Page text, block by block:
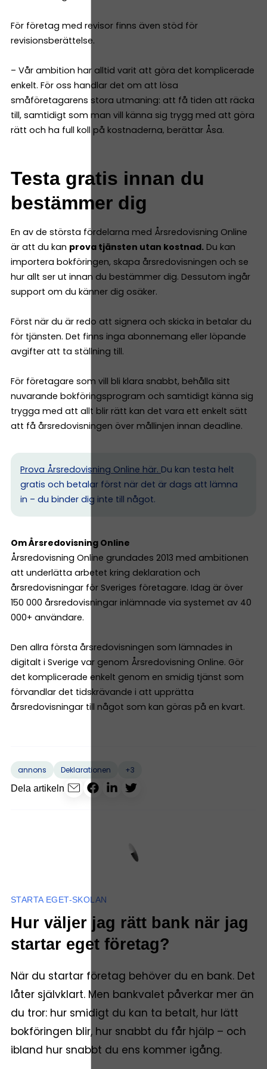
För företag med revisor finns även stöd för
revisionsberättelse.
– Vår ambition har alltid varit att göra det komplicerade
enkelt. För oss handlar det om att lösa
småföretagarens stora utmaning: att få tiden att räcka
till, samtidigt som man vill känna sig trygg med att göra
rätt och ha full koll på kostnaderna, berättar Åsa.
Testa gratis innan du
bestämmer dig
En av de största fördelarna med Årsredovisning Online
är att du kan prova tjänsten utan kostnad. Du kan
importera bokföringen, skapa årsredovisningen och se
hur allt ser ut innan du bestämmer dig. Dessutom ingår
support om du känner dig osäker.
Först när du är redo att signera och skicka in betalar du
för tjänsten. Det finns inga abonnemang eller löpande
avgifter att ta ställning till.
För företagare som vill bli klara snabbt, behålla sitt
nuvarande bokföringsprogram och samtidigt känna sig
trygga med att allt blir rätt kan det vara ett enkelt sätt
att få årsredovisningen över mållinjen innan deadline.
Prova Årsredovisning Online här. Du kan testa helt
gratis och betalar först när det är dags att lämna
in – du binder dig inte till något.
Om Årsredovisning Online
Årsredovisning Online grundades 2013 med ambitionen
att underlätta arbetet kring deklaration och
årsredovisningar för Sveriges företagare. Idag är över
150 000 årsredovisningar inlämnade via systemet av 40
000+ användare.
Den allra första årsredovisningen som lämnades in
digitalt i Sverige var genom Årsredovisning Online. Gör
det komplicerade enkelt genom en smidig tjänst som
förvandlar det tidskrävande i att upprätta
årsredovisningar till något som kan göras på en kvart.
annons Deklarationen
+3
Dela artikeln
STARTA EGET-SKOLAN
Hur väljer jag rätt bank när jag
startar eget företag?
När du startar företag behöver du en bank. Det
låter självklart. Men bankvalet påverkar mer än
du tror: hur smidigt du kan ta betalt, hur lätt
bokföringen blir, hur snabbt du får hjälp – och
ibland hur snabbt du ens kommer igång.